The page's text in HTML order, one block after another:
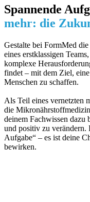
Spannende
mehr: die
Gestalte bei FormMed
eines erstklassigen
komplexe
findet – mit dem Ziel,
Menschen zu schaffen.
Als Teil eines vernetzten
die
deinem Fachwissen dazu
und positiv zu verändern.
Aufgabe“ – es ist deine
bewirken.